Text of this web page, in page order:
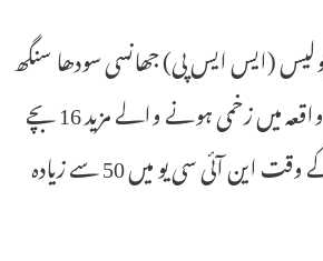
(ایس ایس پی) جھانسی سودھا سنگھ
نے ہفتہ کو کہا کہ اس واقعہ میں زخمی ہونے والے مزید 16 بچے
زیر علاج ہیں۔ واقعہ کے وقت این آئی سی یو میں 50 سے زیادہ